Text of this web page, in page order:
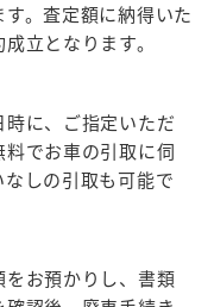
。査定額に納得いた
立となります。
に、ご指定いただ
でお車の引取に伺
しの引取も可能で
お預かりし、書類